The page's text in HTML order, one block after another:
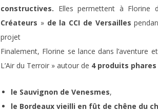
constructives. Elles permettent à Florine
Créateurs » de la CCI de Versailles
projet
Finalement, Florine se lance dans l’aventure
L’Air du Terroir » autour de 4 produits phares
le Sauvignon de Venesmes,
le Bordeaux vieilli en fût de chêne du